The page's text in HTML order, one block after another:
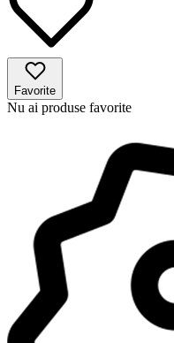
Favorite
Nu ai produse favorite